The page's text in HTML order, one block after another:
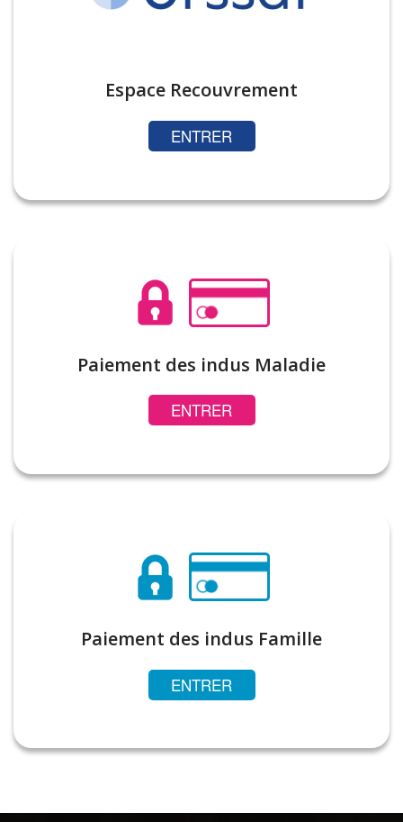
Espace Recouvrement
ENTRER
Paiement des indus Maladie
ENTRER
Paiement des indus Famille
ENTRER